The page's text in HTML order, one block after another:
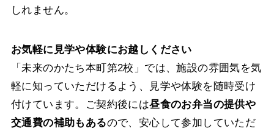
しれません。
お気軽に見学や体験にお越しください
「未来のかたち本町第2校」では、施設の雰囲気を気
軽に知っていただけるよう、見学や体験を随時受け
付けています。ご契約後には昼食のお弁当の提供や
交通費の補助もあるので、安心して参加していただ